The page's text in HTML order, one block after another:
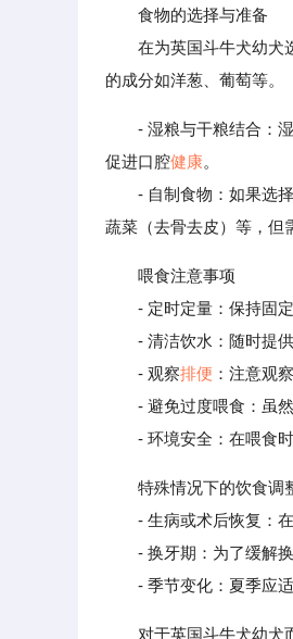
食物的选择与准备
在为英国斗牛犬幼犬选
的成分如洋葱、葡萄等。
- 湿粮与干粮结合：
促进口腔健康。
- 自制食物：如果选择
蔬菜（去骨去皮）等，但
喂食注意事项
- 定时定量：保持固定
- 清洁饮水：随时提供
- 观察排便 ：注意观
- 避免过度喂食：虽然
- 环境安全：在喂食时
特殊情况下的饮食调
- 生病或术后恢复：在
- 换牙期：为了缓解换
- 季节变化：夏季应适
对于英国斗牛犬幼犬